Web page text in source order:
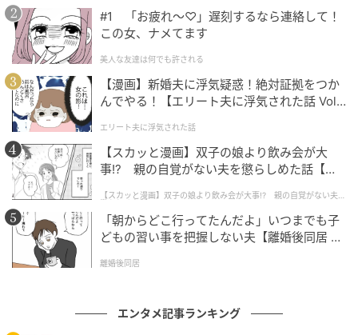
#1 「お疲れ〜♡」遅刻するなら連絡して！
この女、ナメてます
美人な友達は何でも許される
【漫画】新婚夫に浮気疑惑！絶対証拠をつか
んでやる！【エリート夫に浮気された話 Vol.
エリート夫に浮気された話
【スカッと漫画】双子の娘より飲み会が大
事!? 親の自覚がない夫を懲らしめた話【第1
【スカッと漫画】双子の娘より飲み会が大事!? 親の自覚がない夫を
懲らしめた話
「朝からどこ行ってたんだよ」いつまでも子
どもの習い事を把握しない夫【離婚後同居 Vo
離婚後同居
エンタメ記事ランキング